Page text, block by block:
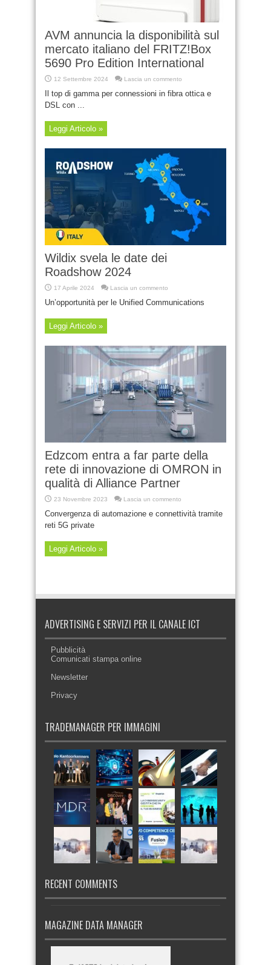
AVM annuncia la disponibilità sul
mercato italiano del FRITZ!Box
5690 Pro Edition International
12 Settembre 2024 Lascia un commento
Il top di gamma per connessioni in fibra ottica e
DSL con ...
Leggi Articolo »
Wildix svela le date dei
Roadshow 2024
17 Aprile 2024 Lascia un commento
Un’opportunità per le Unified Communications
Leggi Articolo »
Edzcom entra a far parte della
rete di innovazione di OMRON in
qualità di Alliance Partner
23 Novembre 2023 Lascia un commento
Convergenza di automazione e connettività tramite
reti 5G private
Leggi Articolo »
ADVERTISING E SERVIZI PER IL CANALE ICT
Pubblicità
Comunicati stampa online
Newsletter
Privacy
TRADEMANAGER PER IMMAGINI
RECENT COMMENTS
MAGAZINE DATA MANAGER